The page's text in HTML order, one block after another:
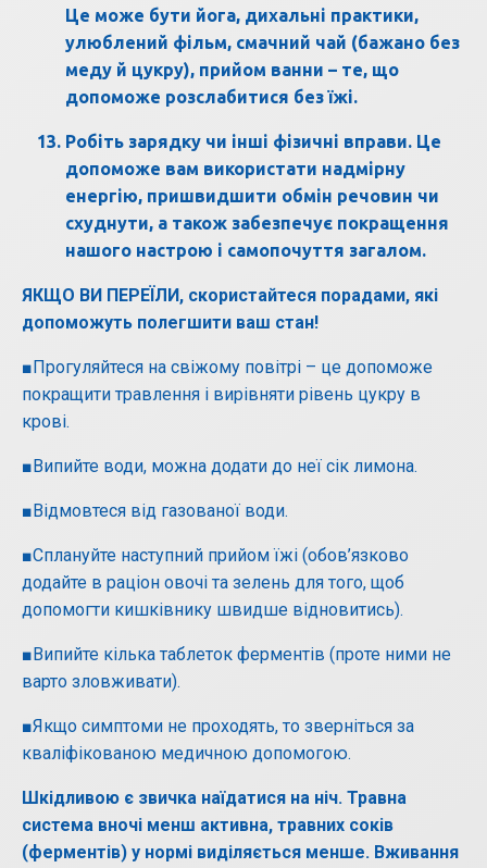
Це може бути йога, дихальні практики,
улюблений фільм, смачний чай (бажано без
меду й цукру), прийом ванни – те, що
допоможе розслабитися без їжі.
Робіть зарядку чи інші фізичні вправи. Це
допоможе вам використати надмірну
енергію, пришвидшити обмін речовин чи
схуднути, а також забезпечує покращення
нашого настрою і самопочуття загалом.
ЯКЩО ВИ ПЕРЕЇЛИ, скористайтеся порадами, які
допоможуть полегшити ваш стан!
■Прогуляйтеся на свіжому повітрі – це допоможе
покращити травлення і вирівняти рівень цукру в
крові.
■Випийте води, можна додати до неї сік лимона.
■Відмовтеся від газованої води.
■Сплануйте наступний прийом їжі (обов’язково
додайте в раціон овочі та зелень для того, щоб
допомогти кишківнику швидше відновитись).
■Випийте кілька таблеток ферментів (проте ними не
варто зловживати).
■Якщо симптоми не проходять, то зверніться за
кваліфікованою медичною допомогою.
Шкідливою є звичка наїдатися на ніч. Травна
система вночі менш активна, травних соків
(ферментів) у нормі виділяється менше. Вживання